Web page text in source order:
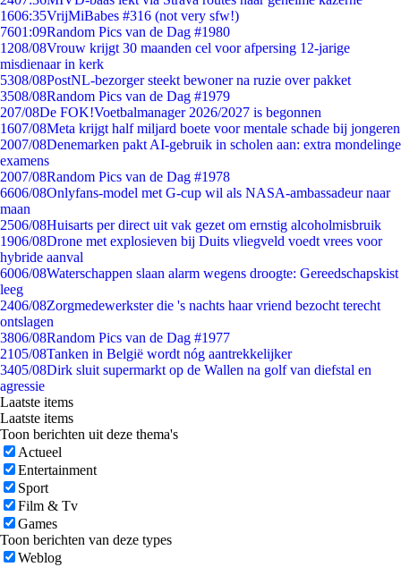
1606:35VrijMiBabes #316 (not very sfw!)
7601:09Random Pics van de Dag #1980
1208/08Vrouw krijgt 30 maanden cel voor afpersing 12-jarige
misdienaar in kerk
5308/08PostNL-bezorger steekt bewoner na ruzie over pakket
3508/08Random Pics van de Dag #1979
207/08De FOK!Voetbalmanager 2026/2027 is begonnen
1607/08Meta krijgt half miljard boete voor mentale schade bij jongeren
2007/08Denemarken pakt AI-gebruik in scholen aan: extra mondelinge
examens
2007/08Random Pics van de Dag #1978
6606/08Onlyfans-model met G-cup wil als NASA-ambassadeur naar
maan
2506/08Huisarts per direct uit vak gezet om ernstig alcoholmisbruik
1906/08Drone met explosieven bij Duits vliegveld voedt vrees voor
hybride aanval
6006/08Waterschappen slaan alarm wegens droogte: Gereedschapskist
leeg
2406/08Zorgmedewerkster die 's nachts haar vriend bezocht terecht
ontslagen
3806/08Random Pics van de Dag #1977
2105/08Tanken in België wordt nóg aantrekkelijker
3405/08Dirk sluit supermarkt op de Wallen na golf van diefstal en
agressie
Laatste items
Laatste items
Toon berichten uit deze thema's
Actueel
Entertainment
Sport
Film & Tv
Games
Toon berichten van deze types
Weblog